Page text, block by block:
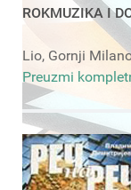
ROKMUZIKA I
Lio, Gornji
Preuzmi